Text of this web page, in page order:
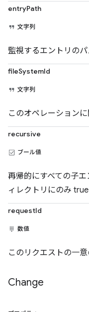
entryPath
文字列
監視するエントリのパ
fileSystemId
文字列
このオペレーション
recursive
ブール値
再帰的にすべての子
ィレクトリにのみ true
requestId
数値
このリクエストの一意
Change